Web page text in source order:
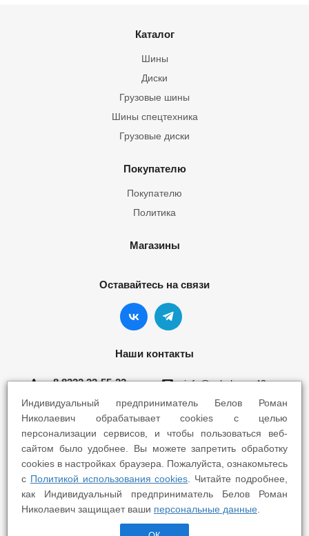
Каталог
Шины
Грузовые шины
Шины спецтехника
Диски
Грузовые диски
Покупателю
Покупателю
Политика
Магазины
Оставайтесь на связи
Наши контакты
8 8332 22-55-22 info@yokohama43.ru
Киров, ул. Ломоносова 5Б
Киров, ул. Профсоюзная 7А
2025 © Yokohama Киров - Шины Диски Сервис
Индивидуальный предприниматель Белов Роман
Николаевич обрабатывает cookies с целью
персонализации сервисов, и чтобы пользоваться веб-
сайтом было удобнее. Вы можете запретить обработку
cookies в настройках браузера. Пожалуйста, ознакомьтесь
с Политикой использования cookies . Читайте подробнее,
как Индивидуальный предприниматель Белов Роман
Николаевич защищает ваши персональные данные